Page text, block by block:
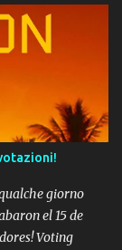
giorno
el 15 de
Voting